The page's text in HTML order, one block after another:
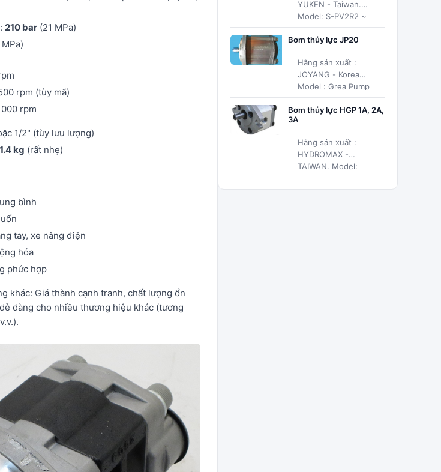
: 210 bar (21 MPa)
rpm (tùy mã)
rpm
1/2" (tùy lưu lượng)
kg (rất nhẹ)
bình
tay, xe nâng điện
hóa
phức hợp
khác: Giá thành cạnh tranh, chất lượng ổn
dàng cho nhiều thương hiệu khác (tương
YUKEN - Taiwan.
Model: S-PV2R2 ~
S-PV2R4 series
Bơm thủy lực JP20
Hãng sản xuất :
JOYANG - Korea
Model : Grea Pump
JP20
Bơm thủy lực HGP 1A, 2A,
3A
Hãng sản xuất :
HYDROMAX -
TAIWAN. Model: